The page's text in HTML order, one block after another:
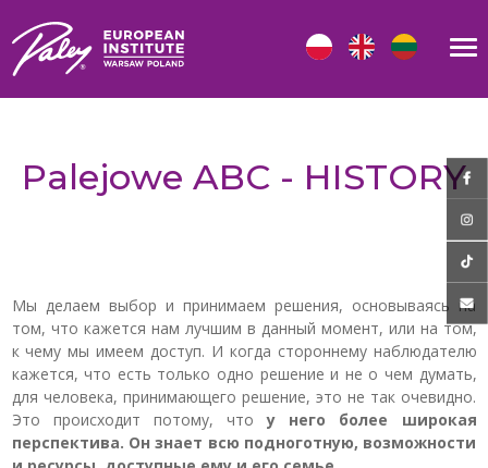
Palejowe ABC - HISTORY
Мы делаем выбор и принимаем решения, основываясь на
том, что кажется нам лучшим в данный момент, или на том,
к чему мы имеем доступ. И когда стороннему наблюдателю
кажется, что есть только одно решение и не о чем думать,
для человека, принимающего решение, это не так очевидно.
Это происходит потому, чтоу него более широкая
перспектива. Он знает всю подноготную, возможности